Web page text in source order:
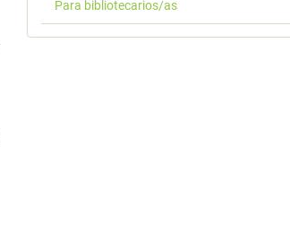
Para bibliotecarios/as